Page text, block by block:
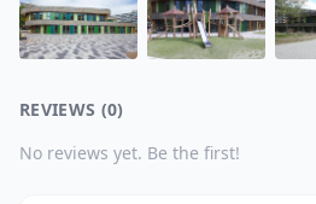
REVIEWS (0)
No reviews yet. Be the first!